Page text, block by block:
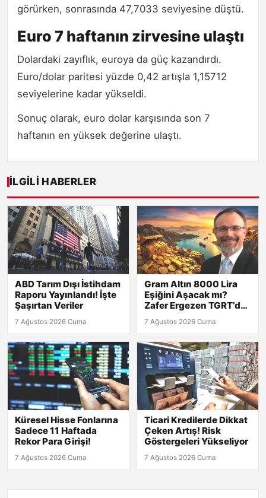
görürken, sonrasında 47,7033 seviyesine düştü.
Euro 7 haftanın zirvesine ulaştı
Dolardaki zayıflık, euroya da güç kazandırdı.
Euro/dolar paritesi yüzde 0,42 artışla 1,15712
seviyelerine kadar yükseldi.
Sonuç olarak, euro dolar karşısında son 7
haftanın en yüksek değerine ulaştı.
İLGILI HABERLER
ABD Tarım Dışı İstihdam
Raporu Yayınlandı! İşte
Şaşırtan Veriler
7 Ağustos 2026 Cuma
Gram Altın 8000 Lira
Eşiğini Aşacak mı?
Zafer Ergezen TGRT’de
Yanıtlıyor!
7 Ağustos 2026 Cuma
Küresel Hisse Fonlarına
Sadece 11 Haftada
Rekor Para Girişi!
7 Ağustos 2026 Cuma
Ticari Kredilerde Dikkat
Çeken Artış! Risk
Göstergeleri Yükseliyor
7 Ağustos 2026 Cuma